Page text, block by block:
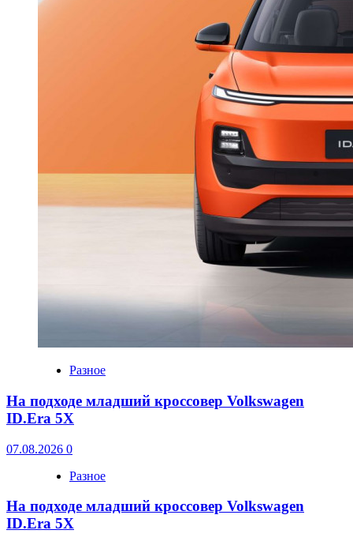
Разное
На подходе младший кроссовер Volkswagen
ID.Era 5X
07.08.2026 0
Разное
На подходе младший кроссовер Volkswagen
ID.Era 5X